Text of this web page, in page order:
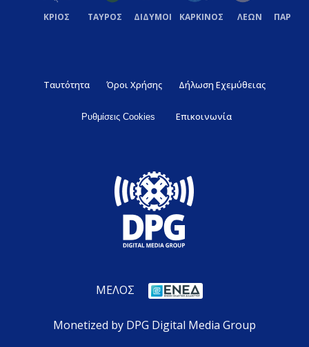
ΚΡΙΟΣ ΤΑΥΡΟΣ ΔΙΔΥΜΟΙ ΚΑΡΚΙΝΟΣ ΛΕΩΝ
Ταυτότητα Όροι Χρήσης Δήλωση Εχεμύθειας
Ρυθμίσεις Cookies Επικοινωνία
ΜΕΛΟΣ
Monetized by DPG Digital Media Group